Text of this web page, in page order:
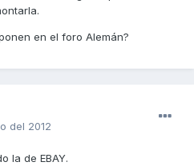
en el foro Alemán?
del 2012
la de EBAY.